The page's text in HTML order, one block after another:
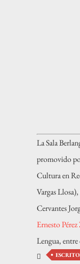
La Sala
promovido
Cultura en
Vargas
Cervantes
Ernesto
Lengua, entre